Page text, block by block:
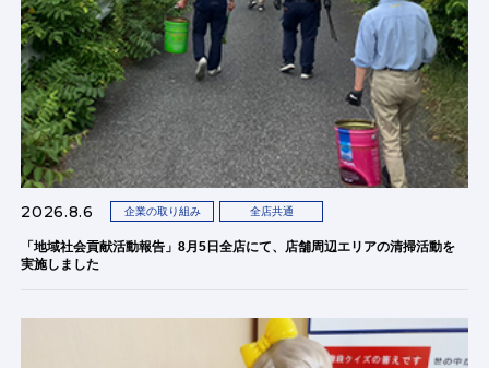
2026.8.6 企業の取り組み 全店共通
「地域社会貢献活動報告」8月5日全店にて、店舗周辺エリアの清掃活動を
実施しました